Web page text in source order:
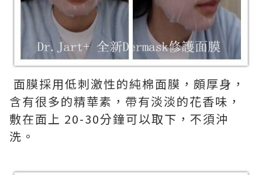
面膜採用低刺激性的純棉面膜，頗厚身，
含有很多的精華素，帶有淡淡的花香味，
敷在面上 20-30分鐘可以取下，不須沖
洗。